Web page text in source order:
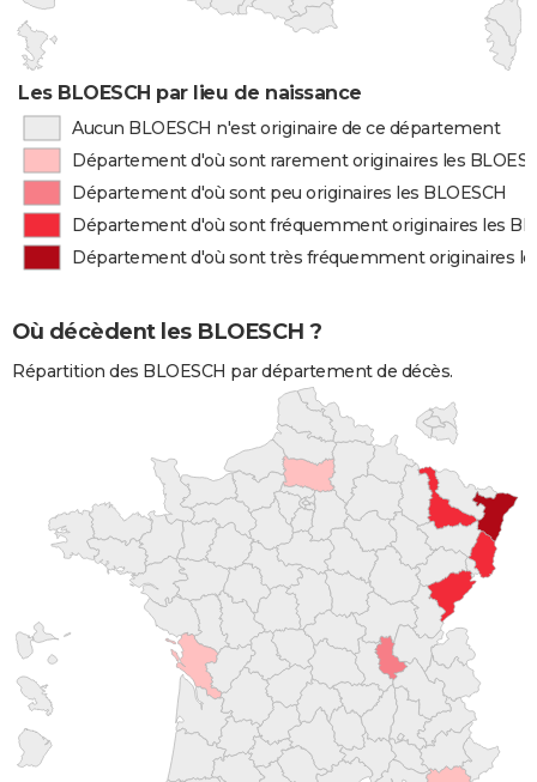
Les BLOESCH par lieu de naissance
Aucun BLOESCH n'est originaire de ce département
Département d'où sont rarement originaires les
Département d'où sont peu originaires les BLOESCH
Département d'où sont fréquemment originaires les
Département d'où sont très fréquemment originaires
Où décèdent les BLOESCH ?
Répartition des BLOESCH par département de décès.